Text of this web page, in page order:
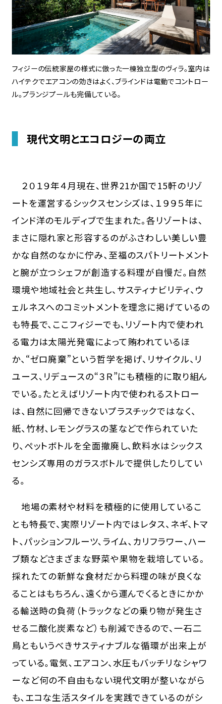
フィジーの伝統家屋の様式に倣った一棟独立型のヴィラ。室内は
ハイテクでエアコンの効きはよく、ブラインドは電動でコントロー
ル。プランジプールも完備している。
現代文明とエコロジーの両立
２０１９年４月現在、世界21か国で15軒のリゾ
ートを運営するシックスセンシズは、１９９５年に
インド洋のモルディブで生まれた。各リゾートは、
まさに隠れ家と形容するのがふさわしい美しい豊
かな自然のなかに佇み、至福のスパトリートメント
と腕が立つシェフが創造する料理が自慢だ。自然
環境や地域社会と共生し、サスティナビリティ、ウ
ェルネスへのコミットメントを理念に掲げているの
も特長で、ここフィジーでも、リゾート内で使われ
る電力は太陽光発電によって賄われているほ
か、“ゼロ廃棄”という哲学を掲げ、リサイクル、リ
ユース、リデュースの“３Ｒ”にも積極的に取り組ん
でいる。たとえばリゾート内で使われるストロー
は、自然に回帰できないプラスチックではなく、
紙、竹材、レモングラスの茎などで作られていた
り、ペットボトルを全面撤廃し、飲料水はシックス
センシズ専用のガラスボトルで提供したりしてい
る。
地場の素材や材料を積極的に使用しているこ
とも特長で、実際リゾート内ではレタス、ネギ、トマ
ト、パッションフルーツ、ライム、カリフラワー、ハー
ブ類などさまざまな野菜や果物を栽培している。
採れたての新鮮な食材だから料理の味が良くな
ることはもちろん、遠くから運んでくるときにかか
る輸送時の負荷（トラックなどの乗り物が発生さ
せる二酸化炭素など）も削減できるので、一石二
鳥ともいうべきサスティナブルな循環が出来上が
っている。電気、エアコン、水圧もバッチリなシャワ
ーなど何の不自由もない現代文明が整いながら
も、エコな生活スタイルを実践できているのがシ